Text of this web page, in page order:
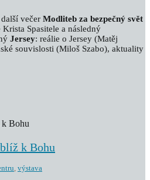
večer Modliteb za bezpečný svět
Spasitele a následný
Jersey: reálie o Jersey (Matěj
souvislosti (Miloš Szabo), aktuality
k Bohu
, výstava